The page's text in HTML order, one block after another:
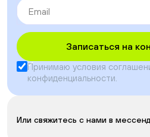
Записаться на
Принимаю условия
конфиденциальности.
Или свяжитесь с нами в